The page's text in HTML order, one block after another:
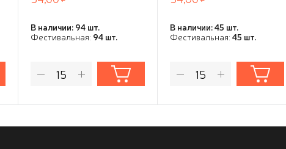
В наличии: 94 шт.
Фестивальная: 94 шт.
В наличии: 45 шт.
Фестивальная: 45 шт.